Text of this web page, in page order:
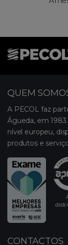
QUEM
A PECOL faz
Águeda, em
nível europeu,
produtos e
CONTACTOS